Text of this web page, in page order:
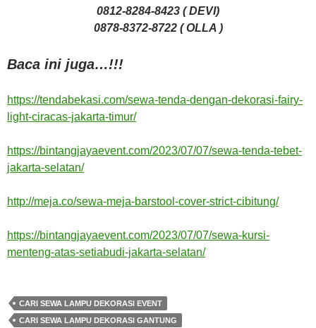
0812-8284-8423 ( DEVI)
0878-8372-8722 ( OLLA )
Baca ini juga…!!!
https://tendabekasi.com/sewa-tenda-dengan-dekorasi-fairy-
light-ciracas-jakarta-timur/
https://bintangjayaevent.com/2023/07/07/sewa-tenda-tebet-
jakarta-selatan/
http://meja.co/sewa-meja-barstool-cover-strict-cibitung/
https://bintangjayaevent.com/2023/07/07/sewa-kursi-
menteng-atas-setiabudi-jakarta-selatan/
CARI SEWA LAMPU DEKORASI EVENT
CARI SEWA LAMPU DEKORASI GANTUNG